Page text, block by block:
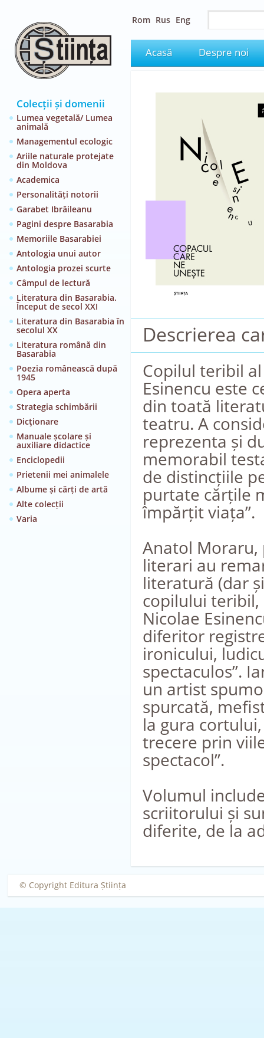
Colecții și domenii
Lumea vegetală/ Lumea
animală
Managementul ecologic
Ariile naturale protejate
din Moldova
Academica
Personalități notorii
Garabet Ibrăileanu
Pagini despre Basarabia
Memoriile Basarabiei
Antologia unui autor
Antologia prozei scurte
Câmpul de lectură
Literatura din Basarabia.
Început de secol XXI
Literatura din Basarabia în
secolul XX
Literatura română din
Basarabia
Poezia românească după
1945
Opera aperta
Strategia schimbării
Dicţionare
Manuale școlare și
auxiliare didactice
Enciclopedii
Prietenii mei animalele
Albume și cărți de artă
Alte colecții
Varia
Rom Rus Eng
Acasă Despre noi
Descrierea
Copilul teribil
Esinencu este
din toată
teatru. A
reprezenta și
memorabil
de distincțiile
purtate cărțile
împărțit viața”.
Anatol Moraru,
literari au
literatură (dar
copilului teribil,
Nicolae
diferitor
ironicului,
spectaculos”.
un artist
spurcată,
la gura
trecere prin
spectacol”.
Volumul
scriitorului și
diferite, de la
© Copyright Editura Știința